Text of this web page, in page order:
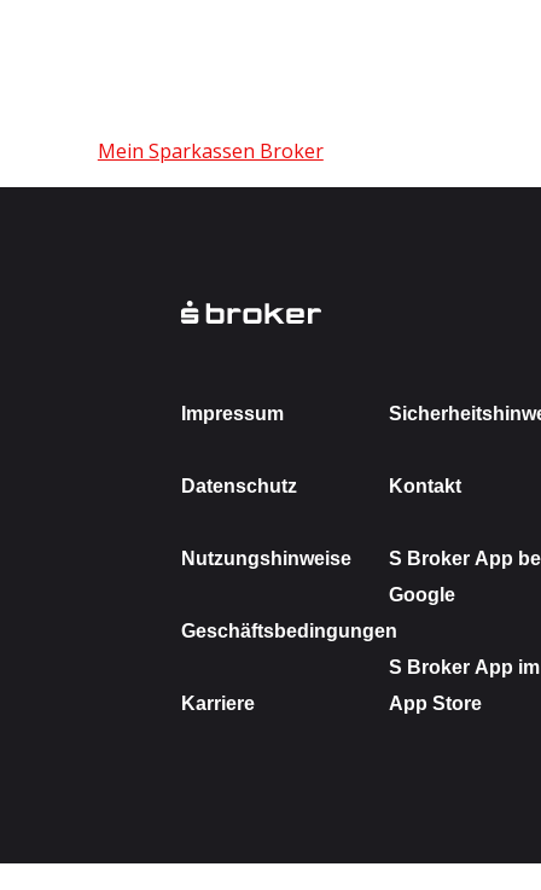
Mein Sparkassen Broker